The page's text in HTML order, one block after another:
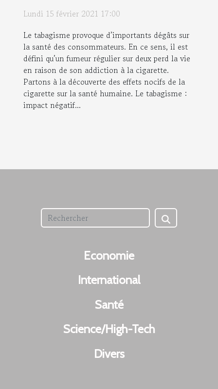
Lundi 15 février 2021 17:00
Le tabagisme provoque d’importants dégâts sur
la santé des consommateurs. En ce sens, il est
défini qu’un fumeur régulier sur deux perd la vie
en raison de son addiction à la cigarette.
Partons à la découverte des effets nocifs de la
cigarette sur la santé humaine. Le tabagisme :
impact négatif...
Economie
International
Santé
Science/High-Tech
Divers